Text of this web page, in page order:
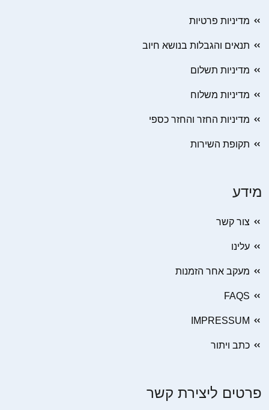
מדיניות פרטיות
תנאים והגבלות בנושא חיוב
מדיניות תשלום
מדיניות משלוח
מדיניות החזר והחזר כספי
תקופת השירות
מידע
צור קשר
עלינו
מעקב אחר הזמנות
FAQS
IMPRESSUM
כתב ויתור
פרטים ליצירת קשר